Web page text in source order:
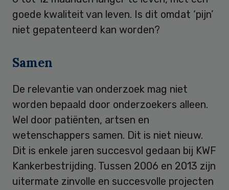
goede kwaliteit van leven. Is dit omdat ‘pijn’
niet gepatenteerd kan worden?
Samen
De relevantie van onderzoek mag niet
worden bepaald door onderzoekers alleen.
Wel door patiënten, artsen en
wetenschappers samen. Dit is niet nieuw.
Dit is enkele jaren succesvol gedaan bij KWF
Kankerbestrijding. Tussen 2006 en 2013 zijn
uitermate zinvolle en succesvolle projecten